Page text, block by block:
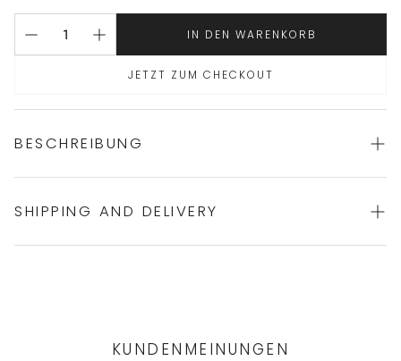
IN DEN WARENKORB
JETZT ZUM CHECKOUT
BESCHREIBUNG
SHIPPING AND DELIVERY
KUNDENMEINUNGEN